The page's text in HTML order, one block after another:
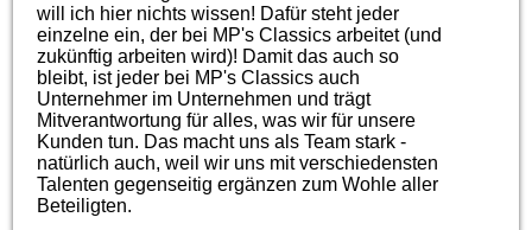
will ich hier nichts wissen! Dafür steht jeder
einzelne ein, der bei MP's Classics arbeitet (und
zukünftig arbeiten wird)! Damit das auch so
bleibt, ist jeder bei MP's Classics auch
Unternehmer im Unternehmen und trägt
Mitverantwortung für alles, was wir für unsere
Kunden tun. Das macht uns als Team stark -
natürlich auch, weil wir uns mit verschiedensten
Talenten gegenseitig ergänzen zum Wohle aller
Beteiligten.